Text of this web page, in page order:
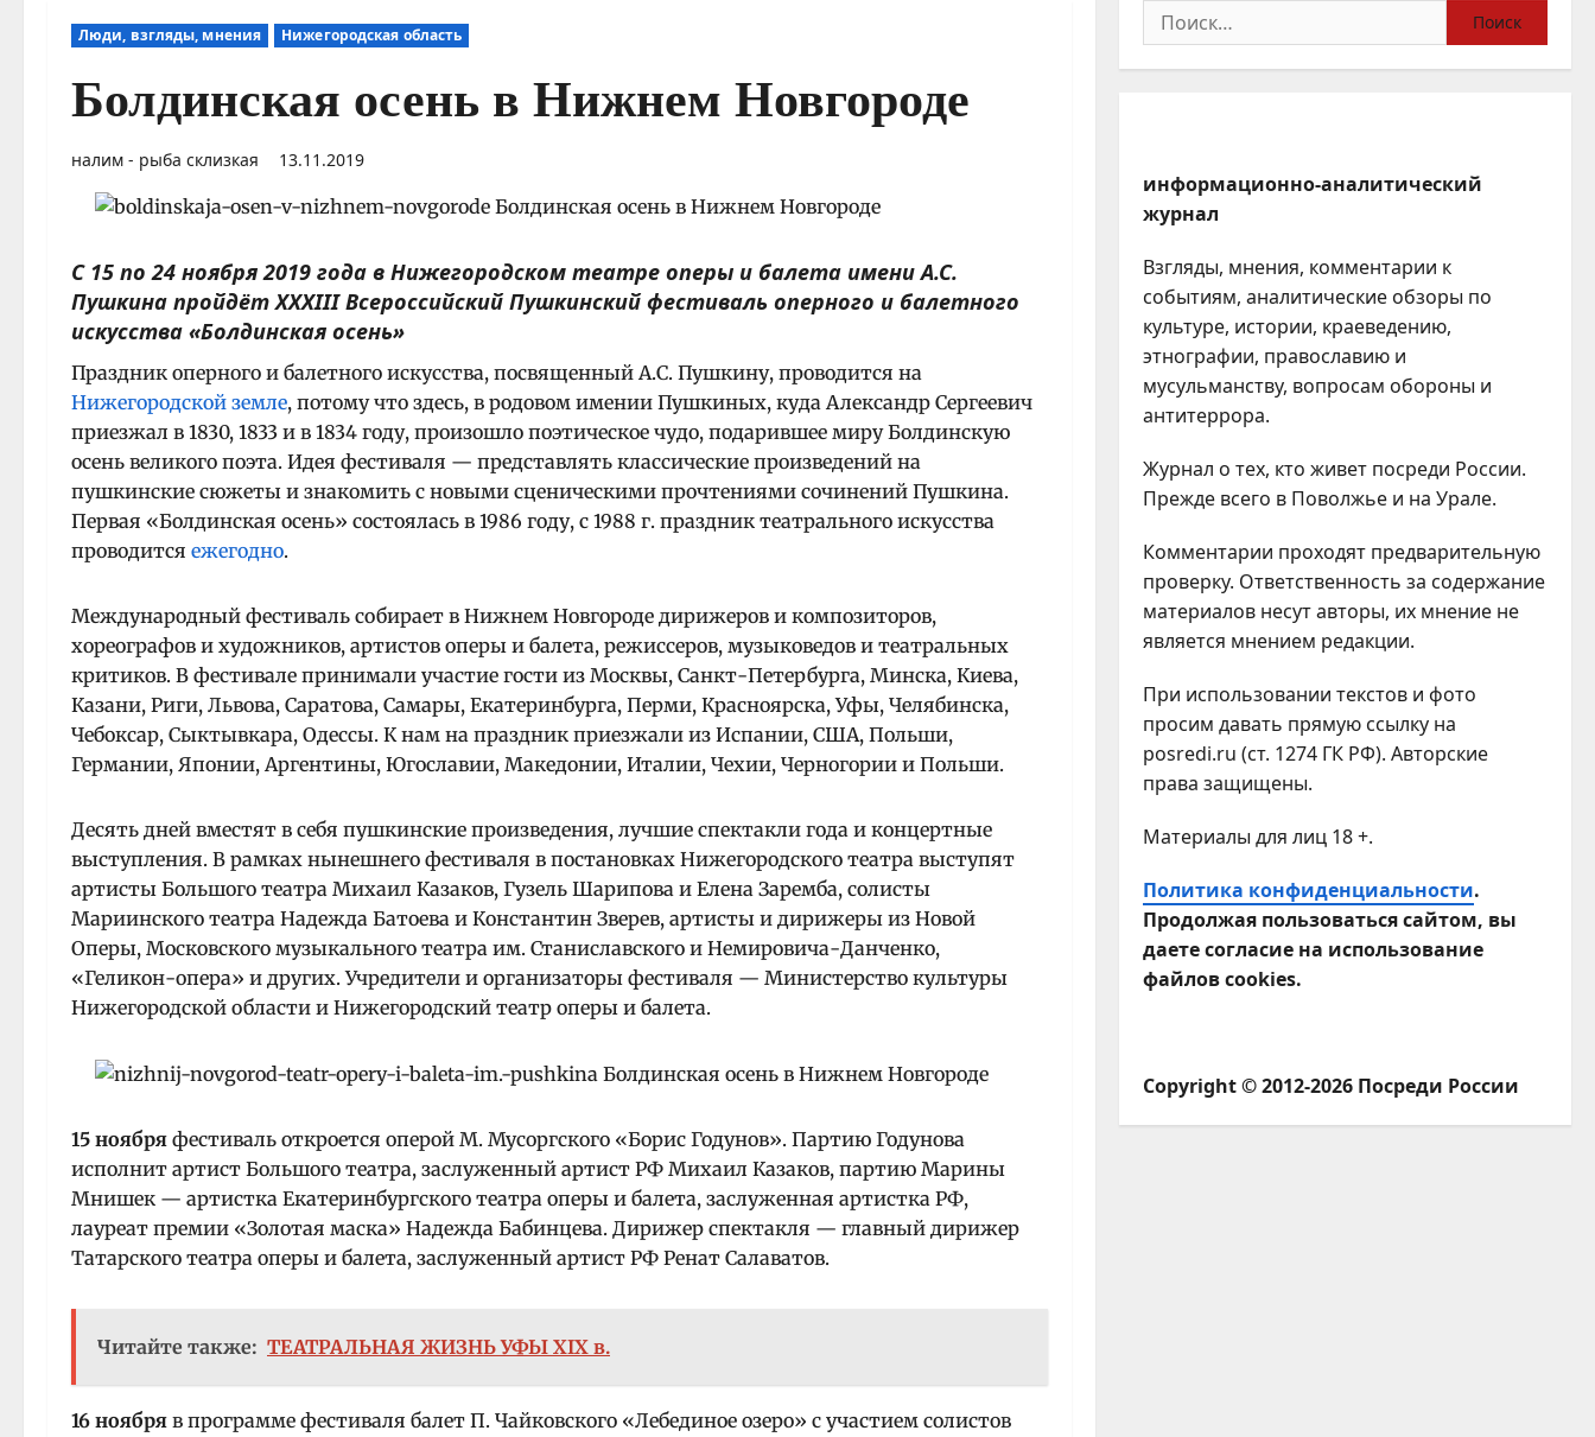
Люди, взгляды, мнения Нижегородская область
Болдинская осень в Нижнем Новгороде
налим - рыба склизкая 13.11.2019
С 15 по 24 ноября 2019 года в Нижегородском театре оперы и балета имени А.С.
Пушкина пройдёт XXXIII Всероссийский Пушкинский фестиваль оперного и балетного
искусства «Болдинская осень»
Праздник оперного и балетного искусства, посвященный А.С. Пушкину, проводится на
Нижегородской земле, потому что здесь, в родовом имении Пушкиных, куда Александр Сергеевич
приезжал в 1830, 1833 и в 1834 году, произошло поэтическое чудо, подарившее миру Болдинскую
осень великого поэта. Идея фестиваля — представлять классические произведений на
пушкинские сюжеты и знакомить с новыми сценическими прочтениями сочинений Пушкина.
Первая «Болдинская осень» состоялась в 1986 году, с 1988 г. праздник театрального искусства
проводится ежегодно.
Международный фестиваль собирает в Нижнем Новгороде дирижеров и композиторов,
хореографов и художников, артистов оперы и балета, режиссеров, музыковедов и театральных
критиков. В фестивале принимали участие гости из Москвы, Санкт-Петербурга, Минска, Киева,
Казани, Риги, Львова, Саратова, Самары, Екатеринбурга, Перми, Красноярска, Уфы, Челябинска,
Чебоксар, Сыктывкара, Одессы. К нам на праздник приезжали из Испании, США, Польши,
Германии, Японии, Аргентины, Югославии, Македонии, Италии, Чехии, Черногории и Польши.
Десять дней вместят в себя пушкинские произведения, лучшие спектакли года и концертные
выступления. В рамках нынешнего фестиваля в постановках Нижегородского театра выступят
артисты Большого театра Михаил Казаков, Гузель Шарипова и Елена Заремба, солисты
Мариинского театра Надежда Батоева и Константин Зверев, артисты и дирижеры из Новой
Оперы, Московского музыкального театра им. Станиславского и Немировича-Данченко,
«Геликон-опера» и других. Учредители и организаторы фестиваля — Министерство культуры
Нижегородской области и Нижегородский театр оперы и балета.
15 ноября фестиваль откроется оперой М. Мусоргского «Борис Годунов». Партию Годунова
исполнит артист Большого театра, заслуженный артист РФ Михаил Казаков, партию Марины
Мнишек — артистка Екатеринбургского театра оперы и балета, заслуженная артистка РФ,
лауреат премии «Золотая маска» Надежда Бабинцева. Дирижер спектакля — главный дирижер
Татарского театра оперы и балета, заслуженный артист РФ Ренат Салаватов.
Читайте также: ТЕАТРАЛЬНАЯ ЖИЗНЬ УФЫ XIX в.
16 ноября в программе фестиваля балет П. Чайковского «Лебединое озеро» с участием солистов
Найти:
информационно-аналитический
журнал
Взгляды, мнения, комментарии к
событиям, аналитические обзоры по
культуре, истории, краеведению,
этнографии, православию и
мусульманству, вопросам обороны и
антитеррора.
Журнал о тех, кто живет посреди России.
Прежде всего в Поволжье и на Урале.
Комментарии проходят предварительную
проверку. Ответственность за содержание
материалов несут авторы, их мнение не
является мнением редакции.
При использовании текстов и фото
просим давать прямую ссылку на
posredi.ru (ст. 1274 ГК РФ). Авторские
права защищены.
Материалы для лиц 18 +.
Политика конфиденциальности.
Продолжая пользоваться сайтом, вы
даете согласие на использование
файлов cookies.
Copyright © 2012-2026 Посреди России